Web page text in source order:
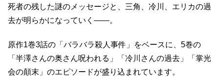
死者の残した謎のメッセージと、三角、冷川、エリカの過
去が明らかになっていく――。
原作1巻3話の「バラバラ殺人事件」をベースに、5巻の
「半澤さんの奥さん呪われる」「冷川さんの過去」「掌光
会の顛末」のエピソードが盛り込まれています。